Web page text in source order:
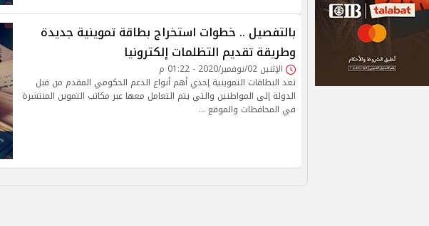
بالتفصيل .. خطوات استخراج بطاقة تموينية جديدة
وطريقة تقديم التظلمات إلكترونيا
الإثنين 02/نوفمبر/2020 - 01:22 م
تعد البطاقات التموينية إحدي أهم أنواع الدعم الحكومي المقدم من قبل
الدولة إلى المواطنين والتي يتم التعامل معها عبر مكاتب التموين المنتشرة
في المحافظات والموقع …